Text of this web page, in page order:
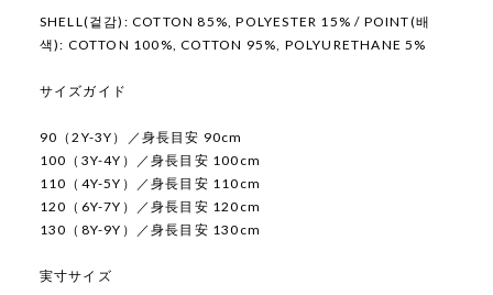
SHELL(겉감): COTTON 85%, POLYESTER 15% / POINT(배
색): COTTON 100%, COTTON 95%, POLYURETHANE 5%
サイズガイド
90（2Y-3Y）／身長目安 90cm
100（3Y-4Y）／身長目安 100cm
110（4Y-5Y）／身長目安 110cm
120（6Y-7Y）／身長目安 120cm
130（8Y-9Y）／身長目安 130cm
実寸サイズ